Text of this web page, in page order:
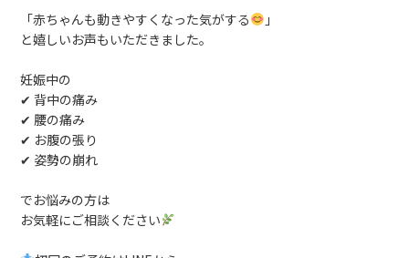
「赤ちゃんも動きやすくなった気がする
」
と嬉しいお声もいただきました。
妊娠中の
✔ 背中の痛み
✔ 腰の痛み
✔ お腹の張り
✔ 姿勢の崩れ
でお悩みの方は
お気軽にご相談ください